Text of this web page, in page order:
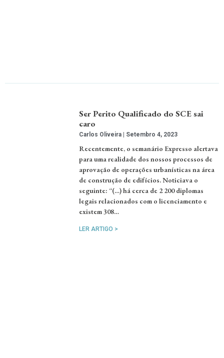
Ser Perito Qualificado do SCE sai
caro
Carlos Oliveira Setembro 4, 2023
Recentemente, o semanário Expresso alertava
para uma realidade dos nossos processos de
aprovação de operações urbanísticas na área
de construção de edifícios. Noticiava o
seguinte: “(…) há cerca de 2 200 diplomas
legais relacionados com o licenciamento e
existem 308…
LER ARTIGO >